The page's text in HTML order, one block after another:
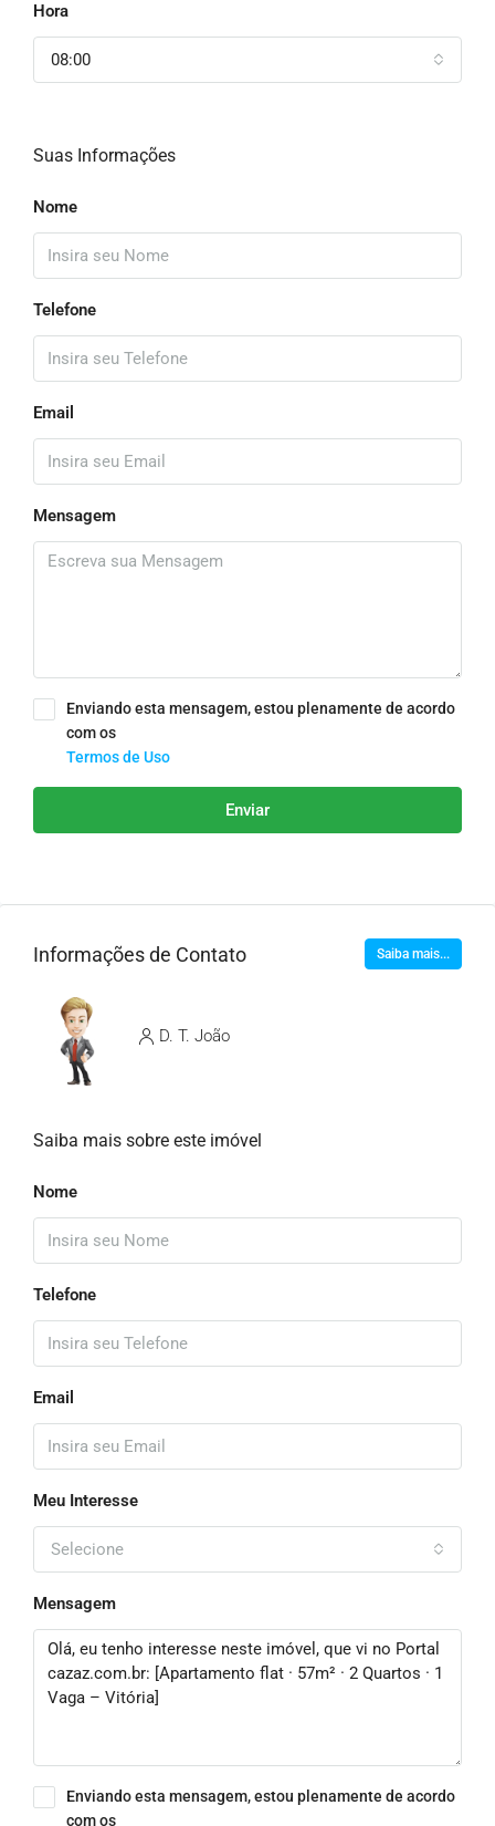
Hora
08:00
Suas Informações
Nome
Telefone
Email
Mensagem
Enviando esta mensagem, estou plenamente de acordo
com os
Termos de Uso
Enviar
Informações de Contato Saiba mais...
D. T. João
Saiba mais sobre este imóvel
Nome
Telefone
Email
Meu Interesse
Selecione
Mensagem
Enviando esta mensagem, estou plenamente de acordo
com os